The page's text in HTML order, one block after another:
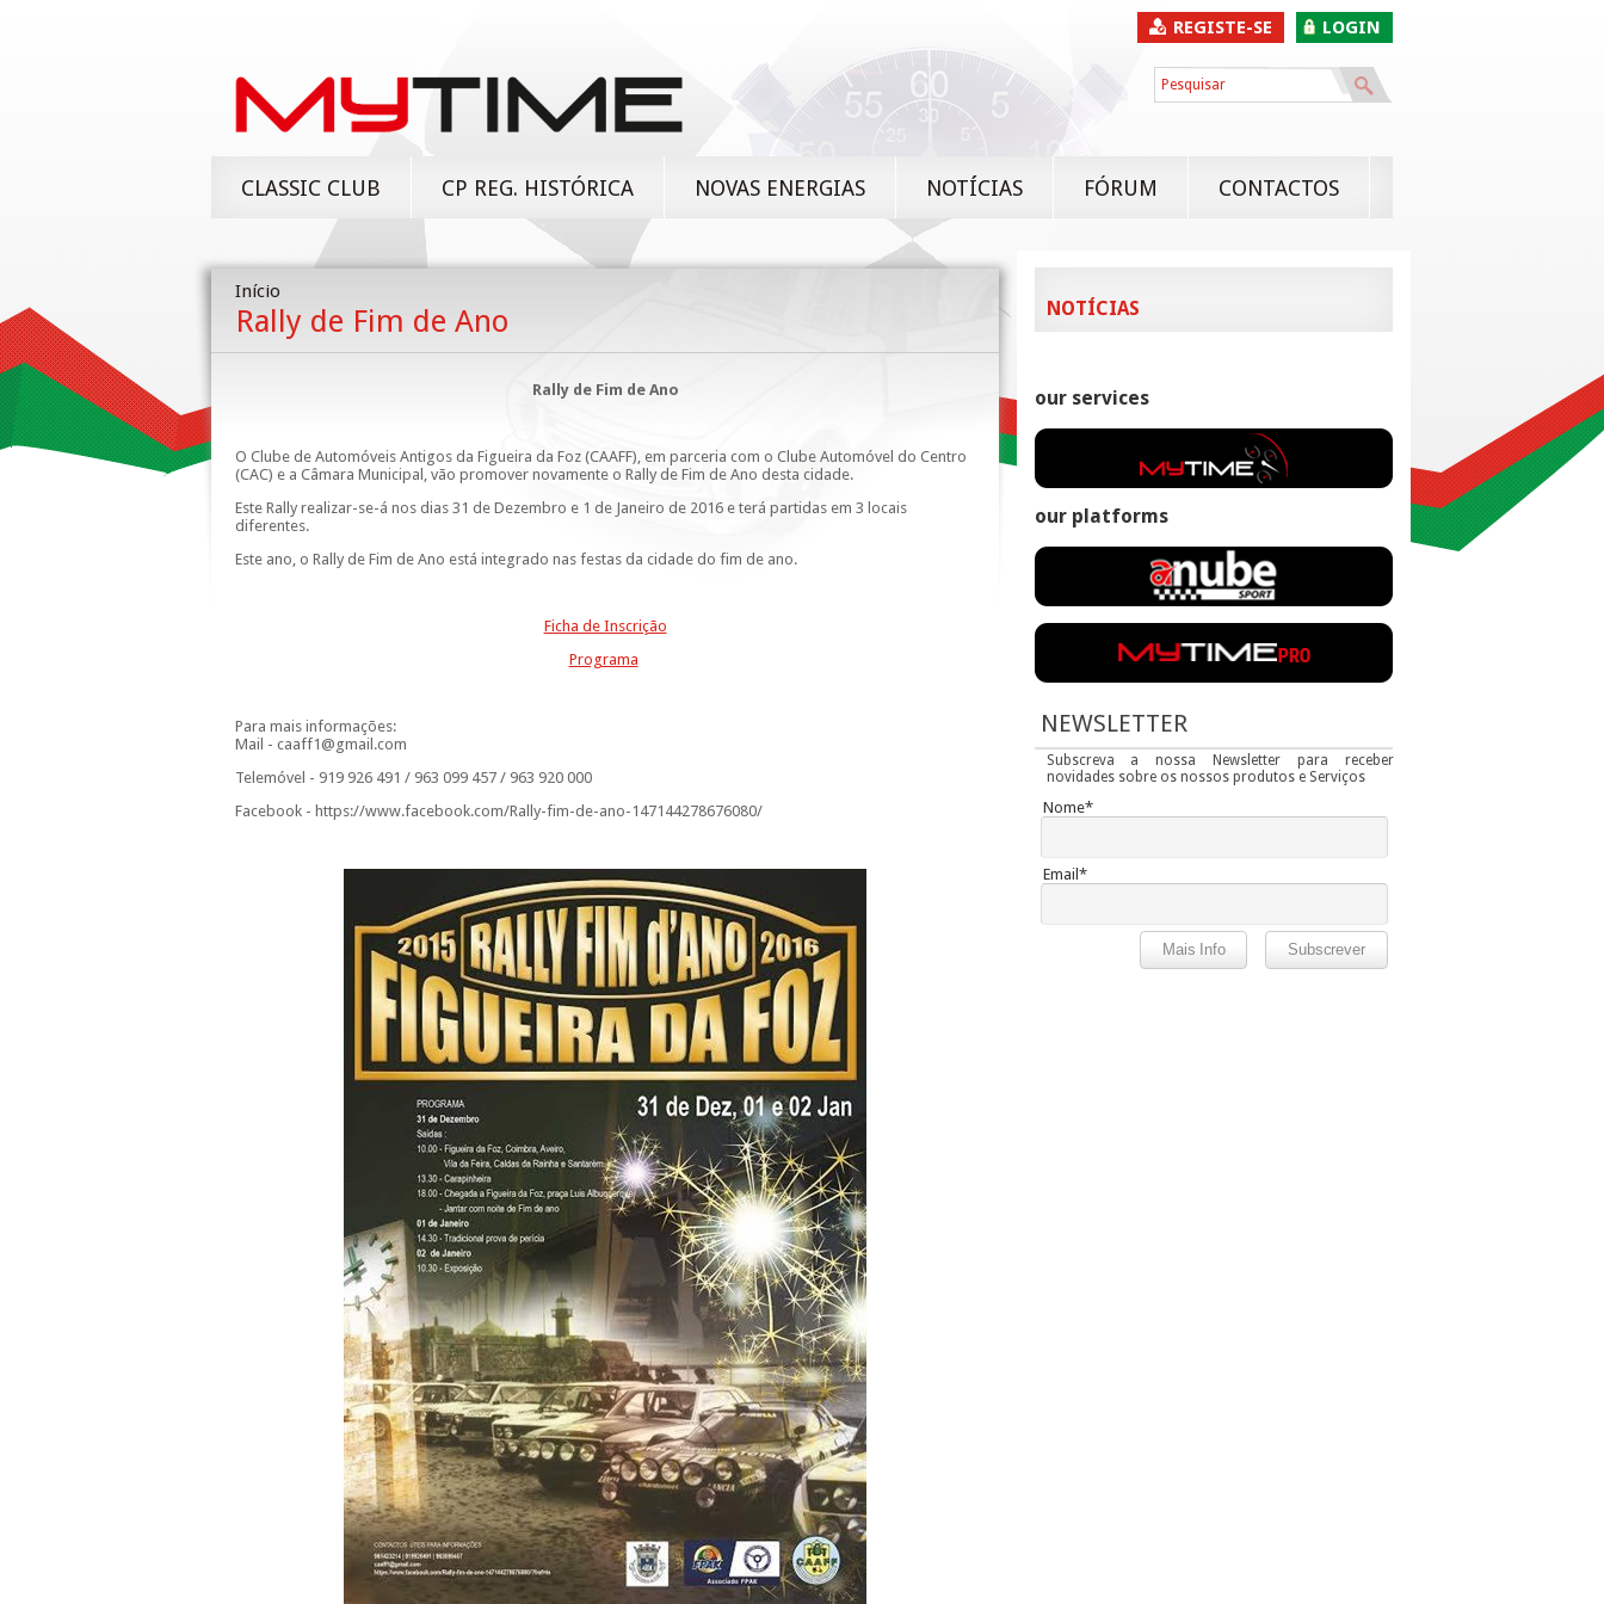
LOGIN
REGISTE-SE
CLASSIC CLUB CP REG. HISTÓRICA NOVAS ENERGIAS NOTÍCIAS FÓRUM CONTACTOS
Início
Rally de Fim de Ano
Rally de Fim de Ano
O Clube de Automóveis Antigos da Figueira da Foz (CAAFF), em parceria com o Clube Automóvel do Centro
(CAC) e a Câmara Municipal, vão promover novamente o Rally de Fim de Ano desta cidade.
Este Rally realizar-se-á nos dias 31 de Dezembro e 1 de Janeiro de 2016 e terá partidas em 3 locais
diferentes.
Este ano, o Rally de Fim de Ano está integrado nas festas da cidade do fim de ano.
Ficha de Inscrição
Programa
Para mais informações:
Mail - caaff1@gmail.com
Telemóvel - 919 926 491 / 963 099 457 / 963 920 000
Facebook - https://www.facebook.com/Rally-fim-de-ano-147144278676080/
NOTÍCIAS
our services
our platforms
NEWSLETTER
Subscreva a nossa Newsletter para receber
novidades sobre os nossos produtos e Serviços
Nome*
Email*